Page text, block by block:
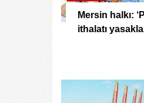
Mersin halkı:
ithalatı